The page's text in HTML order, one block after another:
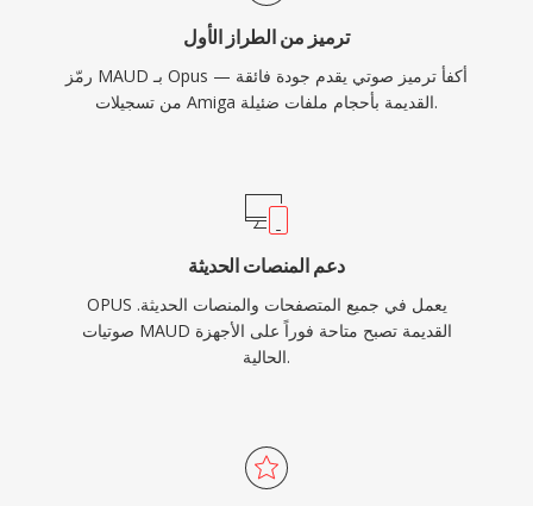
ترميز من الطراز الأول
رمّز MAUD بـ Opus — أكفأ ترميز صوتي يقدم جودة فائقة
من تسجيلات Amiga القديمة بأحجام ملفات ضئيلة.
دعم المنصات الحديثة
OPUS يعمل في جميع المتصفحات والمنصات الحديثة.
صوتيات MAUD القديمة تصبح متاحة فوراً على الأجهزة
الحالية.